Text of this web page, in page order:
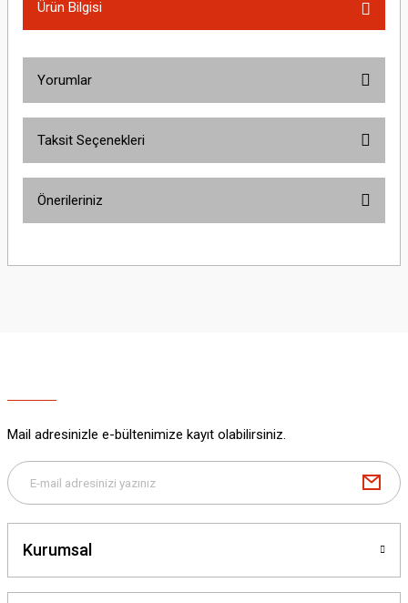
Ürün Bilgisi
Yorumlar
Taksit Seçenekleri
Önerileriniz
yetersiz gördüğünüz noktaları öneri formunu kullanarak tarafımıza
Bu ürüne benzer farklı alternatifler olmalı.
Mail adresinizle e-bültenimize kayıt olabilirsiniz.
Kurumsal